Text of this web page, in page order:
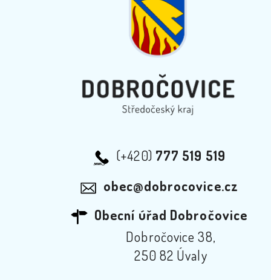
(+420) 777 519 519
obec@dobrocovice.cz
Obecní úřad Dobročovice
Dobročovice 38,
250 82 Úvaly